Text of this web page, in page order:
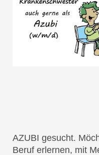
AZUBI gesucht.
Beruf erlernen, mit